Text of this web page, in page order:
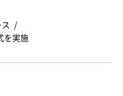
を実施